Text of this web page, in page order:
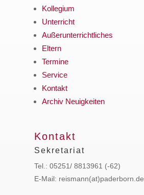
Kollegium
Unterricht
Außerunterrichtliches
Eltern
Termine
Service
Kontakt
Archiv Neuigkeiten
Kontakt
Sekretariat
Tel.: 05251/ 8813961 (-62)
E-Mail: reismann(at)paderborn.de